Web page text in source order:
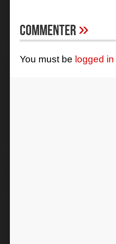
Commenter»
You must be logged in